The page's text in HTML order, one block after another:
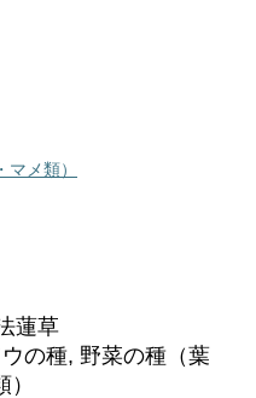
メ類）
蓮草
の種, 野菜の種（葉